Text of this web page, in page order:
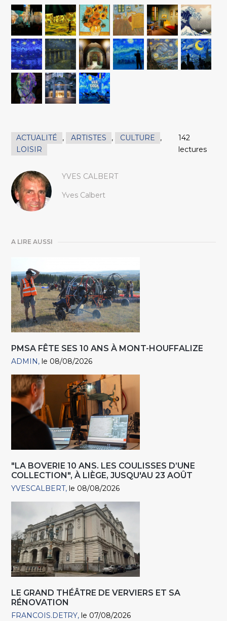
ACTUALITÉ , ARTISTES , CULTURE
,
LOISIR
142
lectures
YVES CALBERT
Yves Calbert
A LIRE AUSSI
PMSA FÊTE SES 10 ANS À MONT-HOUFFALIZE
ADMIN le 08/08/2026
"LA BOVERIE 10 ANS. LES COULISSES D’UNE
COLLECTION", À LIÈGE, JUSQU'AU 23 AOÛT
YVESCALBERT le 08/08/2026
LE GRAND THÉÂTRE DE VERVIERS ET SA
RÉNOVATION
FRANCOIS.DETRY le 07/08/2026